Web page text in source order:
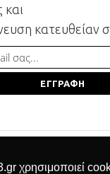
χρησιμοποιεί
κατευθείαν